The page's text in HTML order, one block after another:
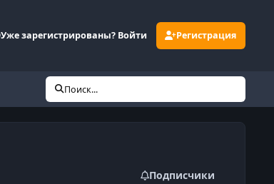
Уже зарегистрированы? Войти Регистрация
Поиск...
Подписчики